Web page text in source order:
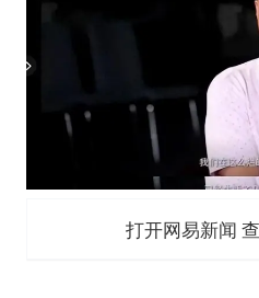
打开网易新闻